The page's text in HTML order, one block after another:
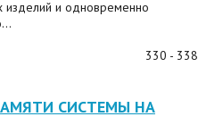
изделий и одновременно
330 - 338
СИСТЕМЫ НА